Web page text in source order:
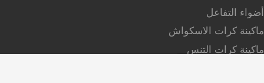
أضواء التفاعل
ماكينة كرات الاسكواش
ماكينة كرات التنس